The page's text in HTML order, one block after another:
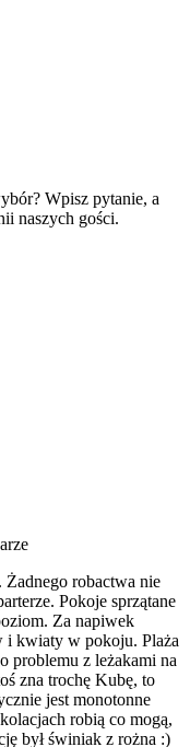
Wpisz pytanie, a
naszych gości.
robactwa nie
Pokoje sprzątane
Za napiwek
i kwiaty w pokoju. Plaża
problemu z leżakami na
zna trochę Kubę, to
jest monotonne
robią co mogą,
był świniak z rożna :)